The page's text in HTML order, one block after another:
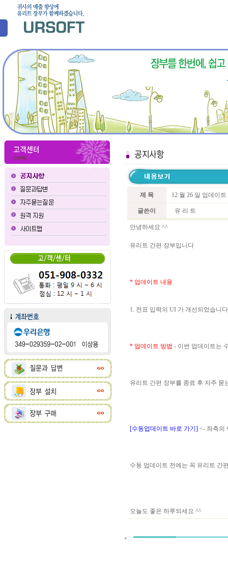
제 목 12 월 26 일 업데이
글쓴이 유 리 트
안녕하세요 ^^
유리트 간편 장부입니다
* 업데이트 내용
1. 전표 입력의 UI 가 개선되었습니
* 업데이트 방법 - 이번 업데이트는
유리트 간편 장부를 종료 후 자주
[수동업데이트 바로 가기] <- 좌측의
수동 업데이트 전에는 꼭 유리트 간
오늘도 좋은 하루되세요 ^^